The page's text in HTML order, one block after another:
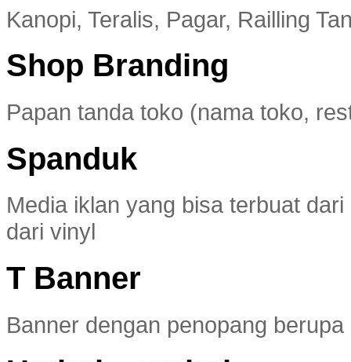
Kanopi, Teralis, Pagar, Railling
Shop Branding
Papan tanda toko (nama toko,
Spanduk
Media iklan yang bisa terbuat
dari vinyl
T Banner
Banner dengan penopang berupa